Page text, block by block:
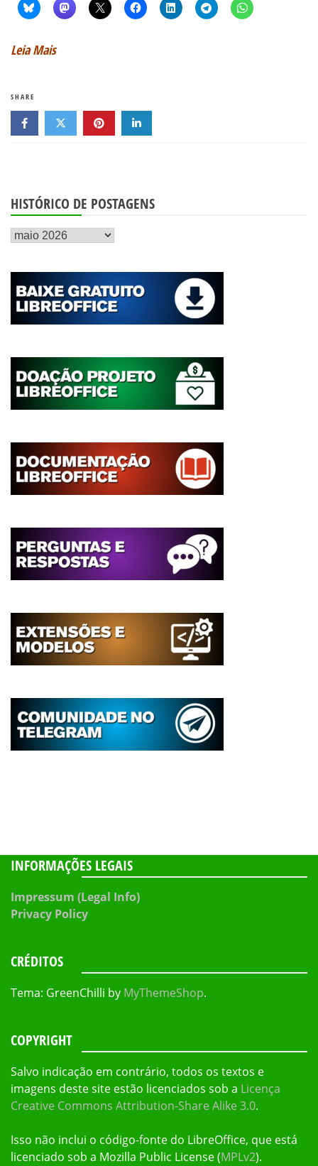
Leia Mais
SHARE
HISTÓRICO DE POSTAGENS
Histórico
postagens
INFORMAÇÕES LEGAIS
Impressum (Legal Info)
Privacy Policy
CRÉDITOS
Tema: GreenChilli by MyThemeShop.
COPYRIGHT
Salvo indicação em contrário, todos os textos e
imagens deste site estão licenciados sob a Licença
Creative Commons Attribution-Share Alike 3.0.
Isso não inclui o código-fonte do LibreOffice, que está
licenciado sob a Mozilla Public License (MPLv2).